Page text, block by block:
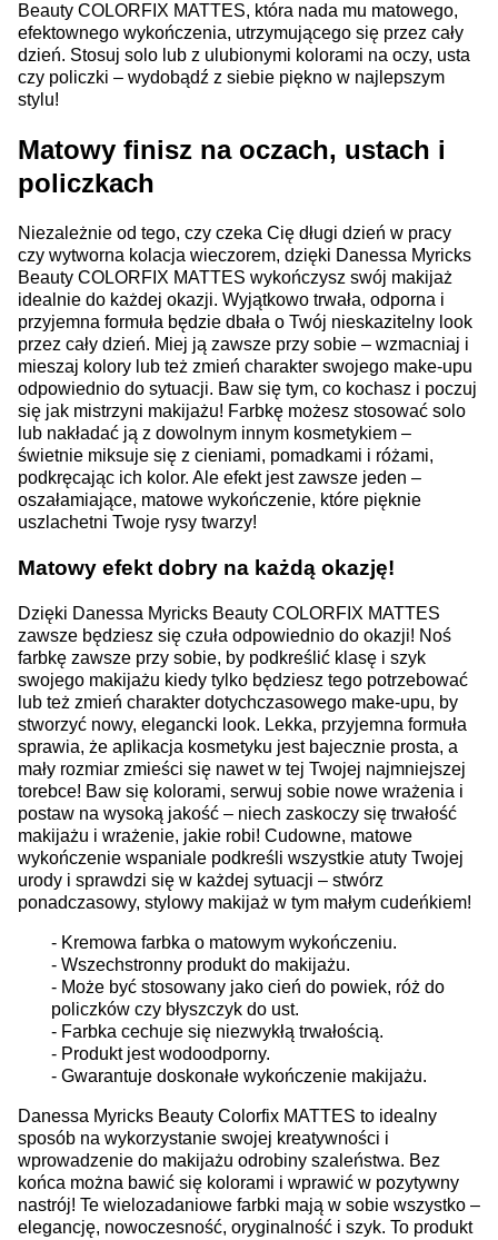
Beauty COLORFIX MATTES, która nada mu matowego,
efektownego wykończenia, utrzymującego się przez cały
dzień. Stosuj solo lub z ulubionymi kolorami na oczy, usta
czy policzki – wydobądź z siebie piękno w najlepszym
stylu!
Matowy finisz na oczach, ustach i
policzkach
Niezależnie od tego, czy czeka Cię długi dzień w pracy
czy wytworna kolacja wieczorem, dzięki Danessa Myricks
Beauty COLORFIX MATTES wykończysz swój makijaż
idealnie do każdej okazji. Wyjątkowo trwała, odporna i
przyjemna formuła będzie dbała o Twój nieskazitelny look
przez cały dzień. Miej ją zawsze przy sobie – wzmacniaj i
mieszaj kolory lub też zmień charakter swojego make-upu
odpowiednio do sytuacji. Baw się tym, co kochasz i poczuj
się jak mistrzyni makijażu! Farbkę możesz stosować solo
lub nakładać ją z dowolnym innym kosmetykiem –
świetnie miksuje się z cieniami, pomadkami i różami,
podkręcając ich kolor. Ale efekt jest zawsze jeden –
oszałamiające, matowe wykończenie, które pięknie
uszlachetni Twoje rysy twarzy!
Matowy efekt dobry na każdą okazję!
Dzięki Danessa Myricks Beauty COLORFIX MATTES
zawsze będziesz się czuła odpowiednio do okazji! Noś
farbkę zawsze przy sobie, by podkreślić klasę i szyk
swojego makijażu kiedy tylko będziesz tego potrzebować
lub też zmień charakter dotychczasowego make-upu, by
stworzyć nowy, elegancki look. Lekka, przyjemna formuła
sprawia, że aplikacja kosmetyku jest bajecznie prosta, a
mały rozmiar zmieści się nawet w tej Twojej najmniejszej
torebce! Baw się kolorami, serwuj sobie nowe wrażenia i
postaw na wysoką jakość – niech zaskoczy się trwałość
makijażu i wrażenie, jakie robi! Cudowne, matowe
wykończenie wspaniale podkreśli wszystkie atuty Twojej
urody i sprawdzi się w każdej sytuacji – stwórz
ponadczasowy, stylowy makijaż w tym małym cudeńkiem!
- Kremowa farbka o matowym wykończeniu.
- Wszechstronny produkt do makijażu.
- Może być stosowany jako cień do powiek, róż do
policzków czy błyszczyk do ust.
- Farbka cechuje się niezwykłą trwałością.
- Produkt jest wodoodporny.
- Gwarantuje doskonałe wykończenie makijażu.
Danessa Myricks Beauty Colorfix MATTES to idealny
sposób na wykorzystanie swojej kreatywności i
wprowadzenie do makijażu odrobiny szaleństwa. Bez
końca można bawić się kolorami i wprawić w pozytywny
nastrój! Te wielozadaniowe farbki mają w sobie wszystko –
elegancję, nowoczesność, oryginalność i szyk. To produkt